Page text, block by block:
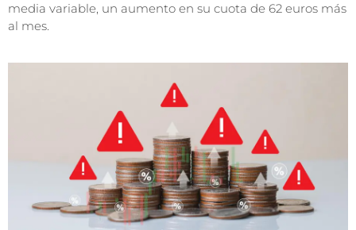
media variable, un aumento en su cuota de 62 euros más
al mes.